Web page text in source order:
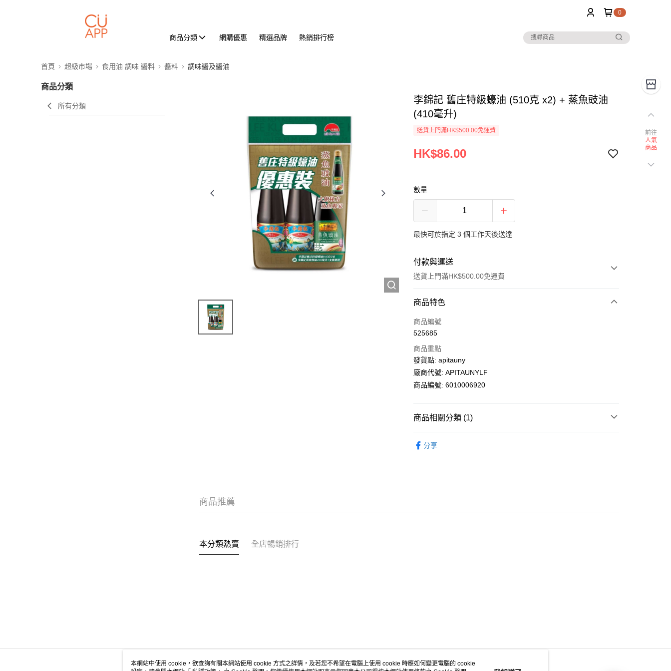
0
商品分類 網購優惠 精選品牌 熱銷排行榜
首頁 超級市場 食用油 調味 醬料 醬料 調味醬及醬油
商品分類
所有分類
李錦記 舊庄特級蠔油 (510克 x2) + 蒸魚豉油
(410毫升)
送貨上門滿HK$500.00免運費
HK$86.00
數量
最快可於指定 3 個工作天後送達
付款與運送
送貨上門滿HK$500.00免運費
付款方式
信用卡
PayMe
WeChat Pay
每筆HK$100.00，滿HK$500.00或以上免運費
商品特色
商品編號
525685
商品重點
發貨點: apitauny
廠商代號: APITAUNYLF
商品編號: 6010006920
商品相關分類 (1)
分享
商品推薦
本分類熱賣 全店暢銷排行
前往
人氣
商品
本網站中使用 cookie，欲查詢有關本網站使用 cookie 方式之詳情，及若您不希望在電腦上使用 cookie 時應如何變更電腦的 cookie